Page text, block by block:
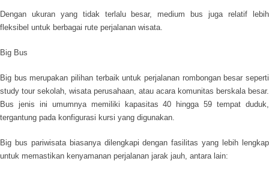
Dengan ukuran yang tidak terlalu besar, medium bus juga relatif lebih
fleksibel untuk berbagai rute perjalanan wisata.
Big Bus
Big bus merupakan pilihan terbaik untuk perjalanan rombongan besar seperti
study tour sekolah, wisata perusahaan, atau acara komunitas berskala besar.
Bus jenis ini umumnya memiliki kapasitas 40 hingga 59 tempat duduk,
tergantung pada konfigurasi kursi yang digunakan.
Big bus pariwisata biasanya dilengkapi dengan fasilitas yang lebih lengkap
untuk memastikan kenyamanan perjalanan jarak jauh, antara lain: